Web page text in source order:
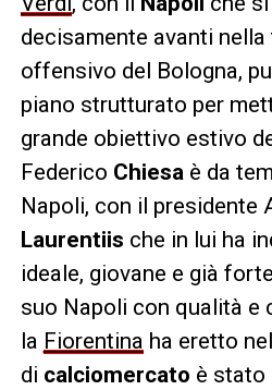
decisamente avanti
offensivo del Bologna,
piano strutturato per
grande obiettivo estivo
Federico Chiesaè da
Napoli, con il presidente
Laurentiis che in lui ha
ideale, giovane e già
suo Napoli con qualità e
la Fiorentina ha eretto
di calciomercato è stato